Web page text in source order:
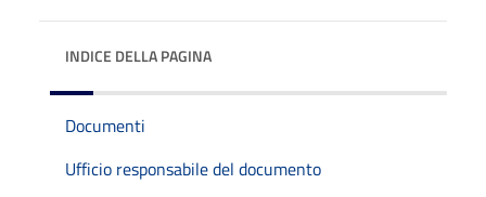
INDICE DELLA PAGINA
Documenti
Ufficio responsabile del documento